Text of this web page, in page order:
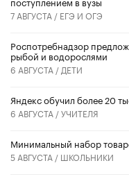
7 АВГУСТА / ЕГЭ И ОГЭ
Роспотребнадзор
рыбой и водорослями
6 АВГУСТА / ДЕТИ
​Яндекс обучил более 20
6 АВГУСТА /УЧИТЕЛЯ
Минимальный набор
5 АВГУСТА / ШКОЛЬНИКИ